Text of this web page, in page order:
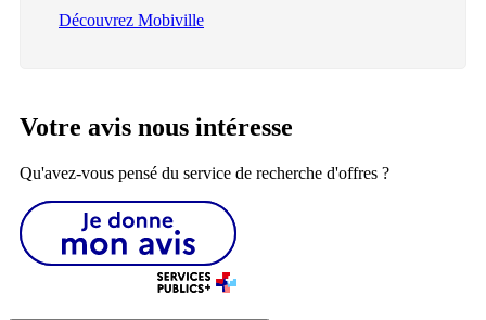
Découvrez Mobiville
Votre avis nous intéresse
Qu'avez-vous pensé du service de recherche d'offres ?